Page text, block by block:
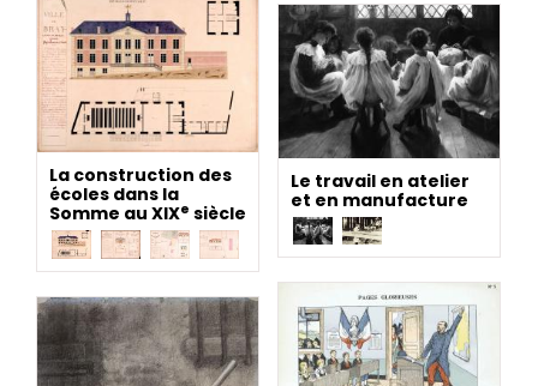
La construction des
écoles dans la
Somme au XIXe siècle
Le travail en atelier
et en manufacture